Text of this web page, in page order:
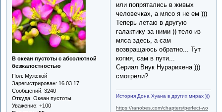
В океан пустоты с абсолютной
безжалостностью
Пол: Мужской
Зарегистрирован: 16.03.17
Сообщений: 3240
Откуда: Океан пустоты
Уважение: +100
или попрятались в живых
человечках, а мясо я не ем )))
Теперь летаю в другую
галактику за ними )) тело из
мяса здесь, а сам
возвращаюсь обратно... Тут
копия, сам в пути...
Сериал Внук Нурарихена )))
смотрели?
История Дона Хуана в других мирах )))
https://ranobes.com/chapters/perfect-wo